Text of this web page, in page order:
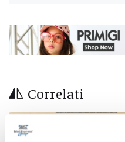
Correlati